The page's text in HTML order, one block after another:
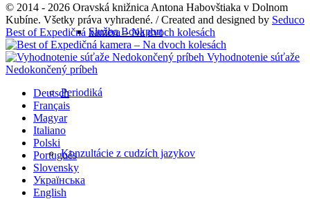
Služba Bookport
Periodiká
Konzultácie z cudzích jazykov
© 2014 - 2026 Oravská knižnica Antona Habovštiaka v Dolnom
Kubíne. Všetky práva vyhradené. / Created and designed by Seduco
Best of Expedičná kamera – Na dvoch kolesách
Vyhodnotenie súťaže
Nedokončený príbeh
Deutsch
Français
Magyar
Italiano
Polski
Português
Slovensky
Українська
English